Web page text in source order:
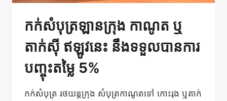
កក់សំបុត្រឡានក្រុង កាណូត​ ឬ
តាក់ស៊ី ឥឡូវនេះ នឹងទទួលបានការ
បញ្ចុះតម្លៃ 5%
កក់សំបុត្រ រថយន្តក្រុង សំបុត្រកាណូតទៅ កោះរុង ឬតាក់